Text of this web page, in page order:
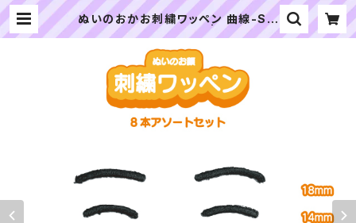
ぬいのおかお刺繍ワッペン 曲線-Sサ
イズ 8本アソートセット | ぬいぐるみ
通販専門店